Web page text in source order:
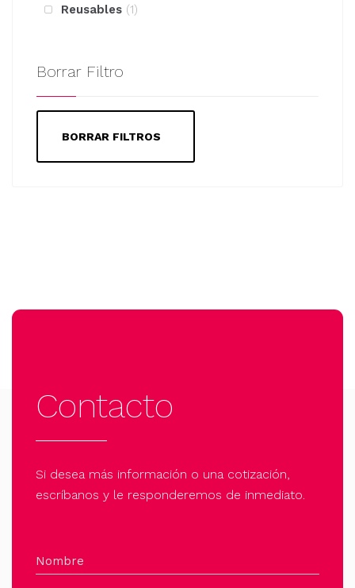
Reusables 1
Borrar Filtro
BORRAR FILTROS
Contacto
Si desea más información o una cotización,
escríbanos y le responderemos de inmediato.
Nombre